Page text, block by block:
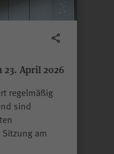
April 2026
regelmäßig
sind
am